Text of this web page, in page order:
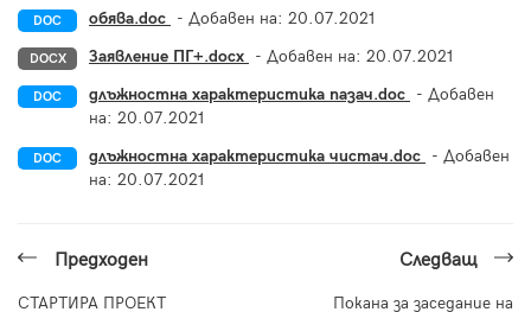
DOC обява.doc - Добавен на: 20.07.2021
DOCX Заявление ПГ+.docx - Добавен на: 20.07.2021
DOC длъжностна характеристика пазач.doc - Добавен
на: 20.07.2021
DOC длъжностна характеристика чистач.doc - Добавен
на: 20.07.2021
Предходен
СТАРТИРА ПРОЕКТ
Следващ
Покана за заседание на